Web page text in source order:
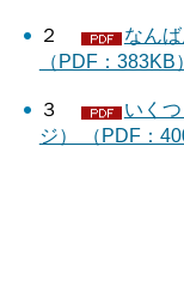
２
なん
（PDF：383KB）
３
いく
ジ） （PDF：